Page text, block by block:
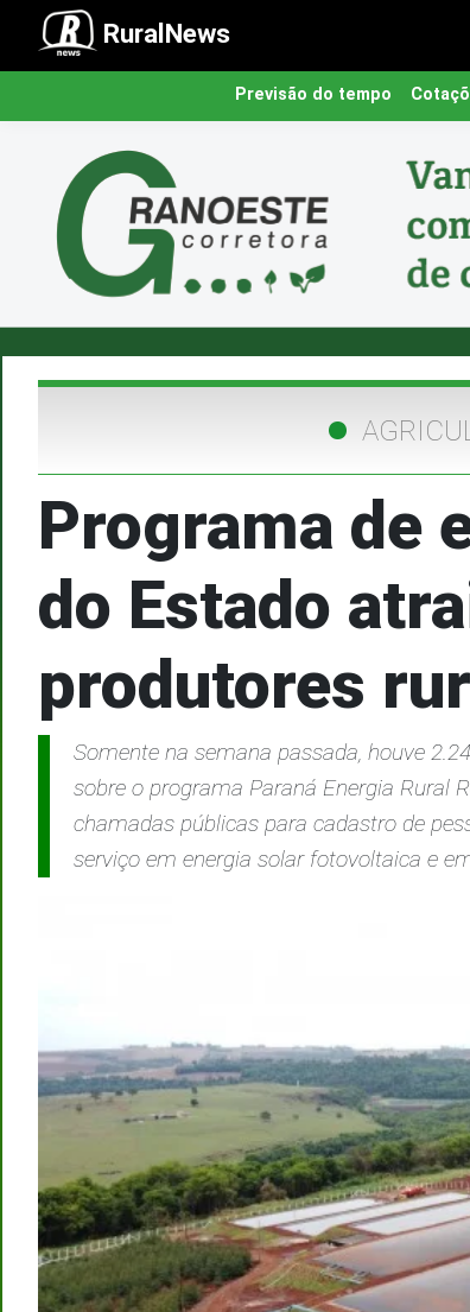
RuralNews
Previsão do tempo
Programa de
do Estado
produtores
Somente na semana passada, houve
sobre o programa Paraná Energia Rural
chamadas públicas para cadastro de
serviço em energia solar fotovoltaica e